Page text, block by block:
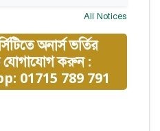
All Notices
অনার্স ভর্তির
যোগাযোগ করুন :
01715 789 791